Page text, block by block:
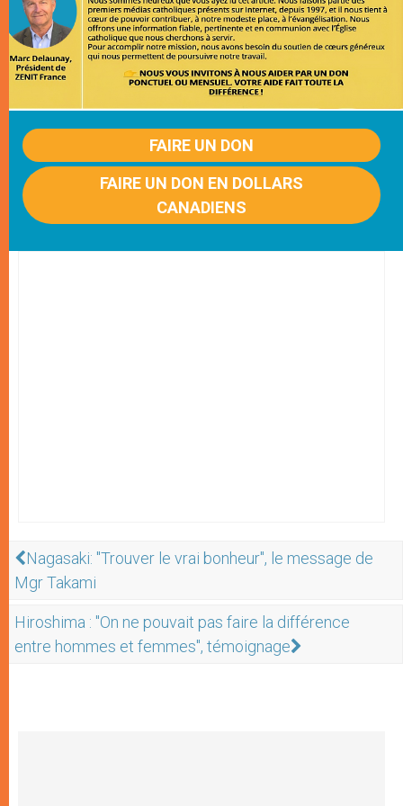
FAIRE UN DON
FAIRE UN DON EN DOLLARS
CANADIENS
Nagasaki: "Trouver le vrai bonheur", le message de
Mgr Takami
Hiroshima : "On ne pouvait pas faire la différence
entre hommes et femmes", témoignage